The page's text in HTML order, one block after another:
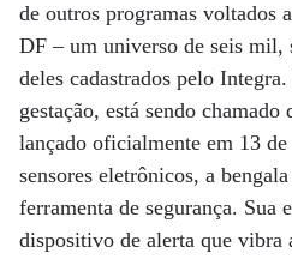
de outros programas voltados
DF – um universo de seis mil,
deles cadastrados pelo
gestação, está sendo
lançado oficialmente em 13
sensores eletrônicos, a
ferramenta de segurança. Sua
dispositivo de alerta que vibra